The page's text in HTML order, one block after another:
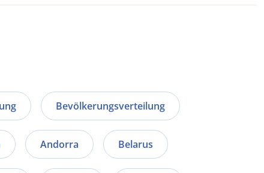
Bevölkerungsverteilung
Andorra Belarus